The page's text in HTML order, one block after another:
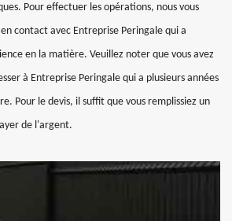
Pour effectuer les opérations, nous vous
contact avec Entreprise Peringale qui a
en la matière. Veuillez noter que vous avez
à Entreprise Peringale qui a plusieurs années
Pour le devis, il suffit que vous remplissiez un
de l'argent.